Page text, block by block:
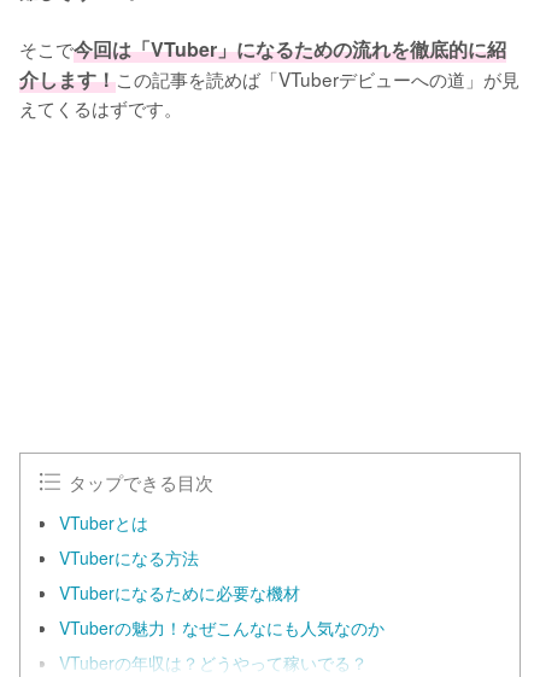
そこで今回は「VTuber」になるための流れを徹底的に紹
介します！この記事を読めば「VTuberデビューへの道」が見
えてくるはずです。
タップできる目次
VTuberとは
VTuberになる方法
VTuberになるために必要な機材
VTuberの魅力！なぜこんなにも人気なのか
VTuberの年収は？どうやって稼いでる？